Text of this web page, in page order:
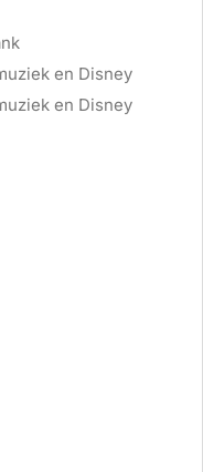
en Disney
en Disney